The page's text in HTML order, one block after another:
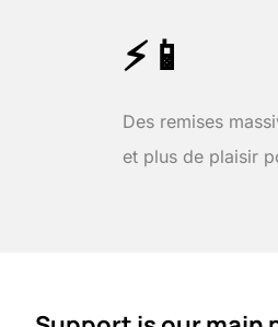
⚡📱
Des remises
et plus de plaisir